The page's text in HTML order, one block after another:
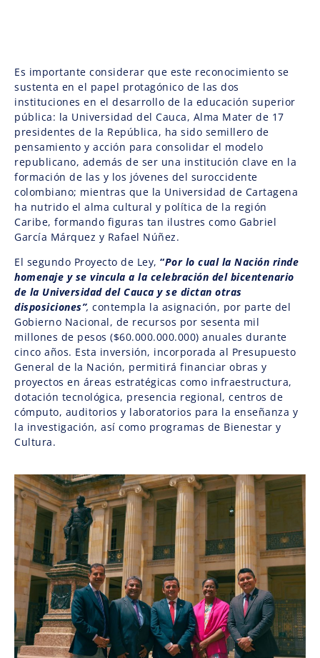
Es importante considerar que este reconocimiento se
sustenta en el papel protagónico de las dos
instituciones en el desarrollo de la educación superior
pública: la Universidad del Cauca, Alma Mater de 17
presidentes de la República, ha sido semillero de
pensamiento y acción para consolidar el modelo
republicano, además de ser una institución clave en la
formación de las y los jóvenes del suroccidente
colombiano; mientras que la Universidad de Cartagena
ha nutrido el alma cultural y política de la región
Caribe, formando figuras tan ilustres como Gabriel
García Márquez y Rafael Núñez.
El segundo Proyecto de Ley, “Por lo cual la Nación rinde
homenaje y se vincula a la celebración del bicentenario
de la Universidad del Cauca y se dictan otras
disposiciones”, contempla la asignación, por parte del
Gobierno Nacional, de recursos por sesenta mil
millones de pesos ($60.000.000.000) anuales durante
cinco años. Esta inversión, incorporada al Presupuesto
General de la Nación, permitirá financiar obras y
proyectos en áreas estratégicas como infraestructura,
dotación tecnológica, presencia regional, centros de
cómputo, auditorios y laboratorios para la enseñanza y
la investigación, así como programas de Bienestar y
Cultura.